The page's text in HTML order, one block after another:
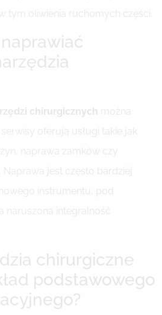
tym oliwienia ruchomych części.
chirurgicznych
można
oferują usługi takie jak
naprawa zamków czy
jest często bardziej
instrumentu, pod
naruszona integralność
chirurgiczne
podstawowego